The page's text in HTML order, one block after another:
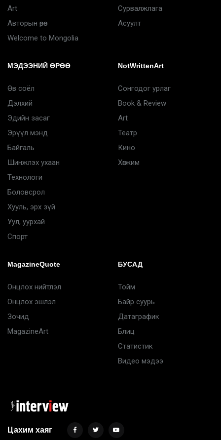
Art
Авторын өрөө
Welcome to Mongolia
Сурвалжлага
Асуулт
МЭДЭЭНИЙ ӨРӨӨ
Өв соёл
Дэлхий
Эдийн засаг
Эрүүл мэнд
Байгаль
Шинжлэх ухаан
Технологи
Боловсрол
Хууль, эрх зүй
Уул, уурхай
Спорт
NotWrittenArt
Сонгодог урлаг
Book & Review
Art
Театр
Кино
Хөгжим
MagazineQuote
Онцлох нийтлэл
Онцлох эшлэл
Зочид
MagazineArt
БУСАД
Тойм
Байр суурь
Датаграфик
Блиц
Статистик
Видео мэдээ
Цахим хаяг